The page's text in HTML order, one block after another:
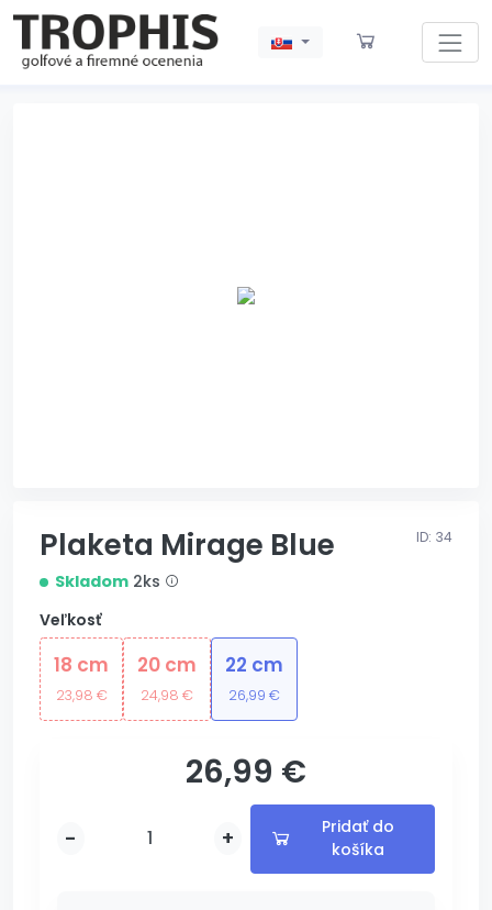
Plaketa Mirage Blue ID: 34
Skladom 2ks
Veľkosť
18 cm
23,98 €
20 cm
24,98 €
22 cm
26,99 €
26,99 €
s gravírovaním
- +
Pridať do
košíka
Pridávam...
Pridané